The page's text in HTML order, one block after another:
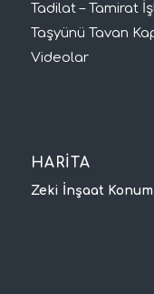
Tadilat – Tamirat
Taşyünü Tavan
Videolar
HARİTA
Zeki İnşaat Konum